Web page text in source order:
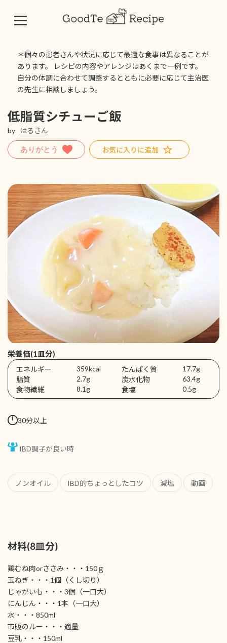
＊個々の患者さんや状況に応じて最適な食事は異なることが
あります。 レシピの内容やアレンジはあくまで一例です。
自分の体調に合わせて調整するとともに必要に応じて主治医
の先生に相談しましょう。
低脂質シチューご飯
by はるさん
お気に入りに追加
栄養価(1皿分)
エネルギー 359kcal たんぱく質
17.7g
脂質
2.7g 炭水化物
63.4g
食物繊維
8.1g 食塩 0.5g
30分以上
IBD調子が良い時
ノンオイル IBD的ちょっとしたコツ 減塩 動画
材料(8皿分)
鶏むね肉orささみ・・・150ｇ
玉ねぎ・・・1個（くし切り）
じゃがいも・・・3個（一口大）
にんじん・・・1本（一口大）
水・・・850ml
市販のルー・・・適量
豆乳・・・150ml